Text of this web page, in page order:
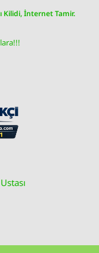
Kilidi, İnternet Tamir.